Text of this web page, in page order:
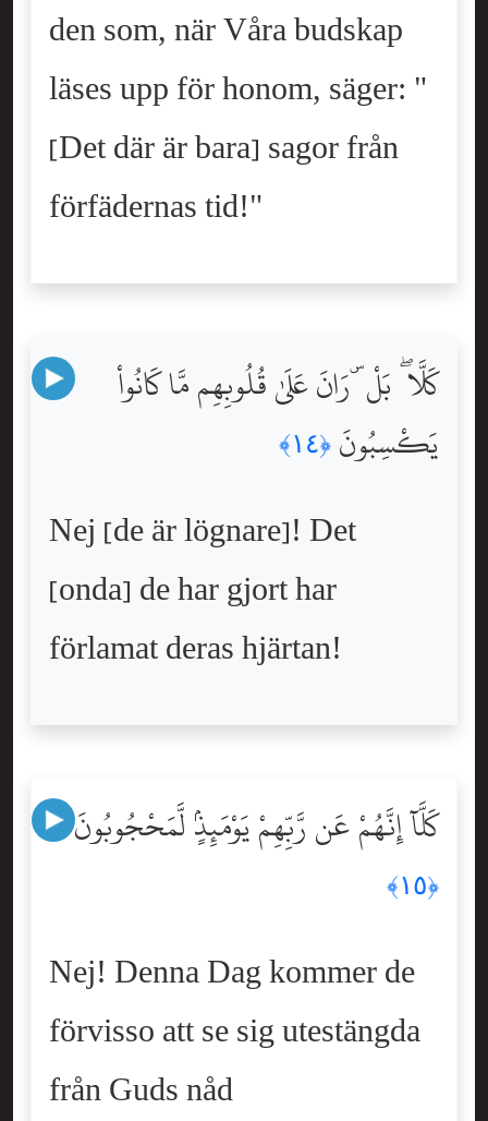
den som, när Våra budskap
läses upp för honom, säger: "
[Det där är bara] sagor från
förfädernas tid!"
كَلَّا ۖ بَلْ ۜ رَانَ عَلَىٰ قُلُوبِهِم مَّا كَانُواْ
يَكْسِبُونَ ﴿١٤﴾
Nej [de är lögnare]! Det
[onda] de har gjort har
förlamat deras hjärtan!
كَلَّآ إِنَّهُمْ عَن رَّبِّهِمْ يَوْمَئِذٍۢ لَّمَحْجُوبُونَ
﴿١٥﴾
Nej! Denna Dag kommer de
förvisso att se sig utestängda
från Guds nåd